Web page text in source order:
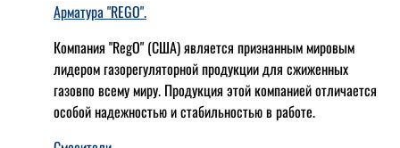
Арматура "REGO".
Компания "RegO" (США) является признанным мировым
лидером газорегуляторной продукции для сжиженных
газовпо всему миру. Продукция этой компанией отличается
особой надежностью и стабильностью в работе.